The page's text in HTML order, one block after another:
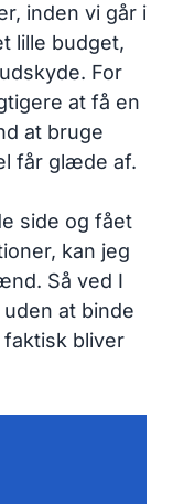
inden vi går i
lille budget,
For
at få en
at bruge
får glæde af.
side og fået
kan jeg
Så ved I
at binde
bliver